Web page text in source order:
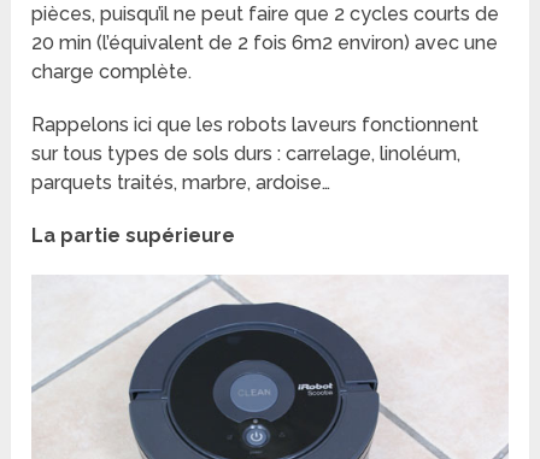
pièces, puisqu’il ne peut faire que 2 cycles courts de
20 min (l’équivalent de 2 fois 6m2 environ) avec une
charge complète.
Rappelons ici que les robots laveurs fonctionnent
sur tous types de sols durs : carrelage, linoléum,
parquets traités, marbre, ardoise…
La partie supérieure